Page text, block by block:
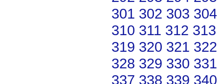
301 302 303 304
310 311 312 313
319 320 321 322
328 329 330 331
337 338 339 340